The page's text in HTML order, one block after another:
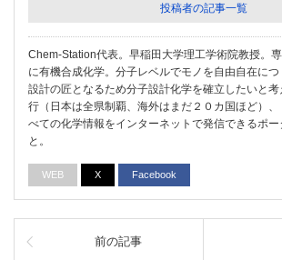
投稿者の記事一覧
Chem-Station代表。早稲田大学理工学術院教授。
に有機合成化学。分子レベルでモノを自由自在に
設計の匠となるため分子設計化学を確立したいと
行（日本は全県制覇、海外はまだ２０カ国ほど）
べての化学情報をインターネットで発信できるポー
と。
WEB X Facebook
前の記事